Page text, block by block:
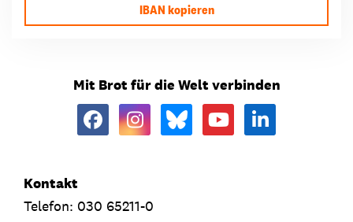
IBAN kopieren
Mit Brot für die Welt verbinden
Kontakt
Telefon: 030 65211-0